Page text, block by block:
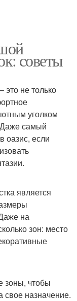
советы
это не только
уголком
самый
оазис, если
является
на
зон: место
зоны, чтобы
свое назначение.